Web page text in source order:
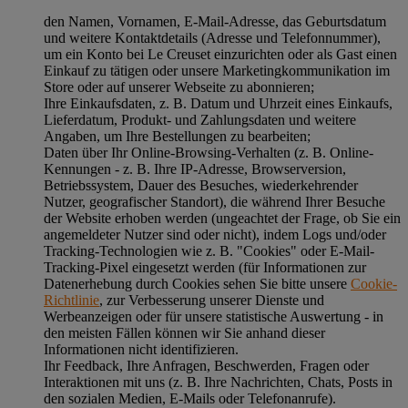
den Namen, Vornamen, E-Mail-Adresse, das Geburtsdatum
und weitere Kontaktdetails (Adresse und Telefonnummer),
um ein Konto bei Le Creuset einzurichten oder als Gast einen
Einkauf zu tätigen oder unsere Marketingkommunikation im
Store oder auf unserer Webseite zu abonnieren;
Ihre Einkaufsdaten, z. B. Datum und Uhrzeit eines Einkaufs,
Lieferdatum, Produkt- und Zahlungsdaten und weitere
Angaben, um Ihre Bestellungen zu bearbeiten;
Daten über Ihr Online-Browsing-Verhalten (z. B. Online-
Kennungen - z. B. Ihre IP-Adresse, Browserversion,
Betriebssystem, Dauer des Besuches, wiederkehrender
Nutzer, geografischer Standort), die während Ihrer Besuche
der Website erhoben werden (ungeachtet der Frage, ob Sie ein
angemeldeter Nutzer sind oder nicht), indem Logs und/oder
Tracking-Technologien wie z. B. "Cookies" oder E-Mail-
Tracking-Pixel eingesetzt werden (für Informationen zur
Datenerhebung durch Cookies sehen Sie bitte unsere Cookie-
Richtlinie, zur Verbesserung unserer Dienste und
Werbeanzeigen oder für unsere statistische Auswertung - in
den meisten Fällen können wir Sie anhand dieser
Informationen nicht identifizieren.
Ihr Feedback, Ihre Anfragen, Beschwerden, Fragen oder
Interaktionen mit uns (z. B. Ihre Nachrichten, Chats, Posts in
den sozialen Medien, E-Mails oder Telefonanrufe).